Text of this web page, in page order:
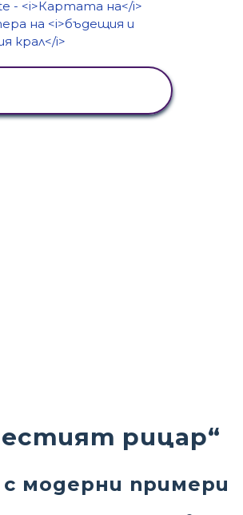
рицар“
модерни примери